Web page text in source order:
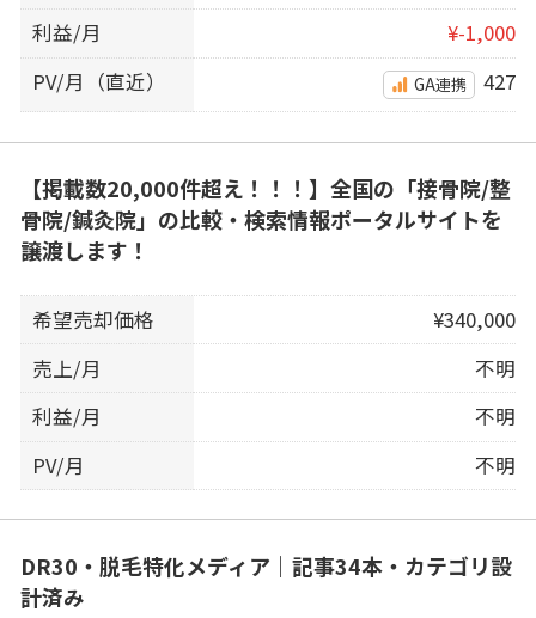
利益/月
¥-1,000
PV/月（直近）
GA連携 427
【掲載数20,000件超え！！！】全国の「接骨院/整
骨院/鍼灸院」の比較・検索情報ポータルサイトを
譲渡します！
希望売却価格
¥340,000
売上/月
不明
利益/月
不明
PV/月
不明
DR30・脱毛特化メディア｜記事34本・カテゴリ設
計済み